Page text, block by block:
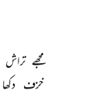
مجھے تراش
خزف دکھا